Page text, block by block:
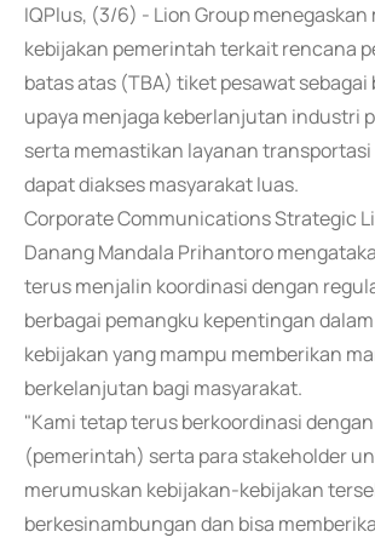
IQPlus, (3/6) - Lion Group
kebijakan pemerintah terkait rencana
batas atas (TBA) tiket pesawat sebagai
upaya menjaga keberlanjutan industri
serta memastikan layanan
dapat diakses masyarakat luas.
Corporate Communications Strategic
Danang Mandala Prihantoro
terus menjalin koordinasi dengan
berbagai pemangku kepentingan
kebijakan yang mampu memberikan
berkelanjutan bagi masyarakat.
"Kami tetap terus berkoordinasi
(pemerintah) serta para stakeholder
merumuskan kebijakan-kebijakan
berkesinambungan dan bisa